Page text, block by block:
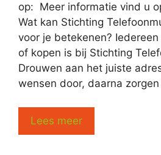
op: Meer informatie vind u
Wat kan Stichting
voor je betekenen?
of kopen is bij Stichting
Drouwen aan het juiste
wensen door, daarna
Lees meer